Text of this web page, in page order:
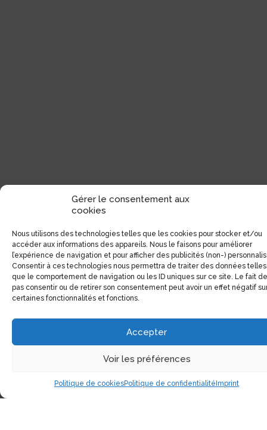
Gérer le consentement aux
cookies
Nous utilisons des technologies telles que les cookies pour stocker et/ou
accéder aux informations des appareils. Nous le faisons pour améliorer
l’expérience de navigation et pour afficher des publicités (non-)
Consentir à ces technologies nous permettra de traiter des données telles
que le comportement de navigation ou les ID uniques sur ce site. Le fait
pas consentir ou de retirer son consentement peut avoir un effet négatif
certaines fonctionnalités et fonctions.
Accepter
Voir les préférences
Politique de cookiesPolitique de confidentialité Imprint
Coordonnées
1551, Avenue Laurier Est (Coin Laurier/Fabre)